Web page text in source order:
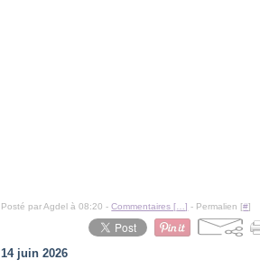
Posté par Agdel à 08:20 -Commentaires [ …] - Permalien [#]
14 juin 2026